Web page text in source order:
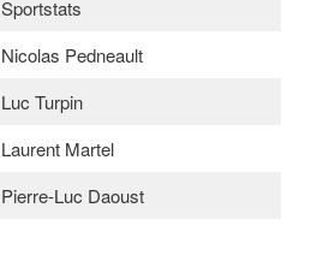
Sportstats
Nicolas Pedneault
Luc Turpin
Laurent Martel
Pierre-Luc Daoust